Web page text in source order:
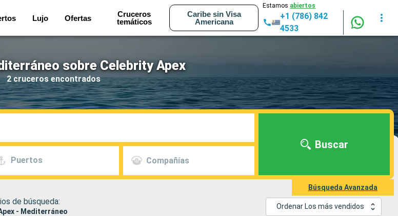
Lujo Ofertas
Cruceros
temáticos
Caribe sin Visa
Americana
Estamos abiertos
+1 (786) 842
4533
sobre Celebrity Apex
2 cruceros encontrados
Puertos Compañías
Buscar
Búsqueda Avanzada
de búsqueda:
- Mediterráneo
Ordenar Los más vendidos